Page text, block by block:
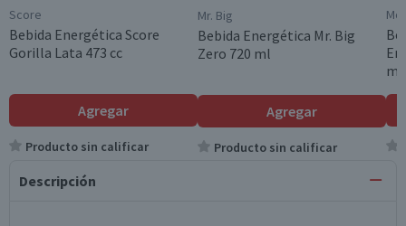
Score
Bebida Energética Score
Gorilla Lata 473 cc
Agregar
Producto sin calificar
Mr. Big
Bebida Energética Mr. Big
Zero 720 ml
Agregar
Producto sin calificar
ml
Descripción